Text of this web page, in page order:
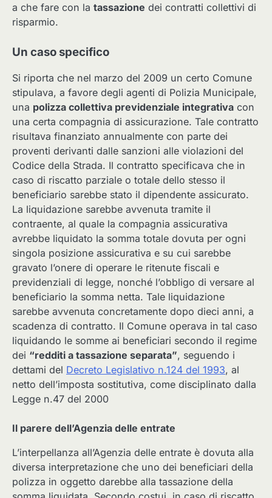
a che fare con la tassazione dei contratti collettivi di
risparmio.
Un caso specifico
Si riporta che nel marzo del 2009 un certo Comune
stipulava, a favore degli agenti di Polizia Municipale,
una polizza collettiva previdenziale integrativa con
una certa compagnia di assicurazione. Tale contratto
risultava finanziato annualmente con parte dei
proventi derivanti dalle sanzioni alle violazioni del
Codice della Strada. Il contratto specificava che in
caso di riscatto parziale o totale dello stesso il
beneficiario sarebbe stato il dipendente assicurato.
La liquidazione sarebbe avvenuta tramite il
contraente, al quale la compagnia assicurativa
avrebbe liquidato la somma totale dovuta per ogni
singola posizione assicurativa e su cui sarebbe
gravato l’onere di operare le ritenute fiscali e
previdenziali di legge, nonché l’obbligo di versare al
beneficiario la somma netta. Tale liquidazione
sarebbe avvenuta concretamente dopo dieci anni, a
scadenza di contratto. Il Comune operava in tal caso
liquidando le somme ai beneficiari secondo il regime
dei “redditi a tassazione separata”, seguendo i
dettami del Decreto Legislativo n.124 del 1993, al
netto dell’imposta sostitutiva, come disciplinato dalla
Legge n.47 del 2000
Il parere dell’Agenzia delle entrate
L’interpellanza all’Agenzia delle entrate è dovuta alla
diversa interpretazione che uno dei beneficiari della
polizza in oggetto darebbe alla tassazione della